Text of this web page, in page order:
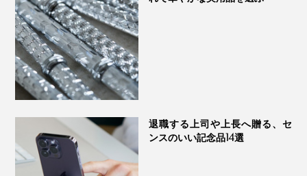
イドの読書灯にも。最小の明るさにすれば常夜灯になり
ます。
玄関で
退職する上司や上長へ贈る、セ
ンスのいい記念品14選